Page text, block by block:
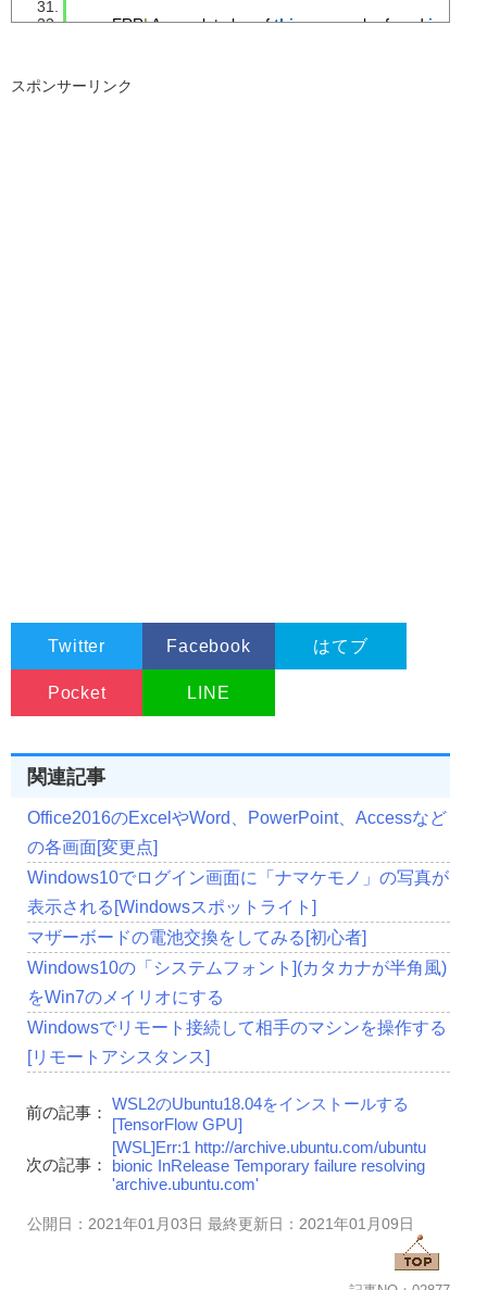
npm ERR! A complete log of this run can be found in:
npm ERR
npm ERR
スポンサーリンク
Twitter Facebook はてブ
Pocket LINE
関連記事
Office2016のExcelやWord、PowerPoint、Accessなど
の各画面[変更点]
Windows10でログイン画面に「ナマケモノ」の写真が
表示される[Windowsスポットライト]
マザーボードの電池交換をしてみる[初心者]
Windows10の「システムフォント](カタカナが半角風)
をWin7のメイリオにする
Windowsでリモート接続して相手のマシンを操作する
[リモートアシスタンス]
前の記事： WSL2のUbuntu18.04をインストールする
[TensorFlow GPU]
次の記事：
[WSL]Err:1 http://archive.ubuntu.com/ubuntu
bionic InRelease Temporary failure resolving
'archive.ubuntu.com'
公開日：2021年01月03日 最終更新日：2021年01月09日